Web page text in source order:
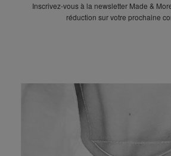
Inscrivez-vous à la newsletter Made &
réduction sur votre prochaine